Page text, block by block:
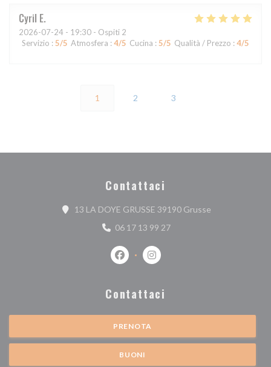
Cyril E
2026-07-24 - 19:30 - Ospiti 2
Servizio : 5/5 Atmosfera : 4/5 Cucina : 5/5 Qualità / Prezzo : 4/5
1 2 3
Contattaci
13 LA DOYE GRUSSE 39190 Grusse((apre una
06 17 13 99 27
Facebook ((apre una nuova finestra))
Instagram ((apre una nuova
Contattaci
PRENOTA
BUONI